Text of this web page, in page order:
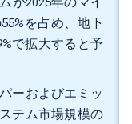
を占め、地下
で拡大すると予
ーおよびエミッ
テム市場規模の